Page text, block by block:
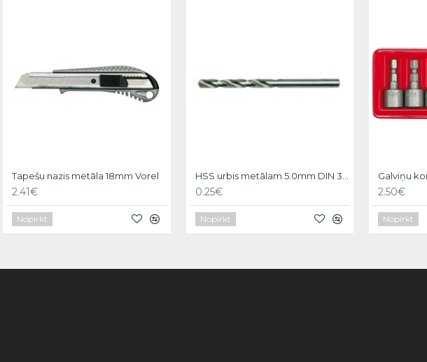
Tapešu nazis metāla 18mm Vorel
2.41€
Nopirkt
0.25€
Nopirkt
2.50€
Nopirkt